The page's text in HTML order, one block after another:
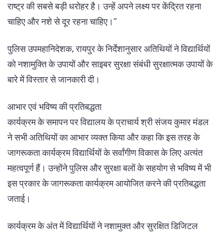
राष्ट्र की सबसे बड़ी धरोहर है। उन्हें अपने लक्ष्य पर केंद्रित रहना
चाहिए और नशे से दूर रहना चाहिए।”
पुलिस उपमहानिदेशक, रायपुर के निर्देशानुसार अतिथियों ने विद्यार्थियों
को नशामुक्ति के उपायों और साइबर सुरक्षा संबंधी सुरक्षात्मक उपायों के
बारे में विस्तार से जानकारी दी।
आभार एवं भविष्य की प्रतिबद्धता
कार्यक्रम के समापन पर विद्यालय के प्राचार्य श्री संजय कुमार मंडल
ने सभी अतिथियों का आभार व्यक्त किया और कहा कि इस तरह के
जागरूकता कार्यक्रम विद्यार्थियों के सर्वांगीण विकास के लिए अत्यंत
महत्वपूर्ण हैं। उन्होंने पुलिस और सुरक्षा बलों के सहयोग से भविष्य में भी
इस प्रकार के जागरूकता कार्यक्रम आयोजित करने की प्रतिबद्धता
जताई।
कार्यक्रम के अंत में विद्यार्थियों ने नशामुक्त और सुरक्षित डिजिटल